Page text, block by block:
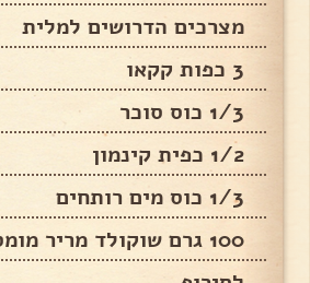
מצרכים הדרושים למלית
3 כפות קקאו
1/3 כוס סוכר
1/2 כפית קינמון
1/3 כוס מים רותחים
100 גרם שוקולד מריר מומס